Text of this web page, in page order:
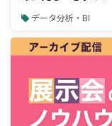
データ分析・BI